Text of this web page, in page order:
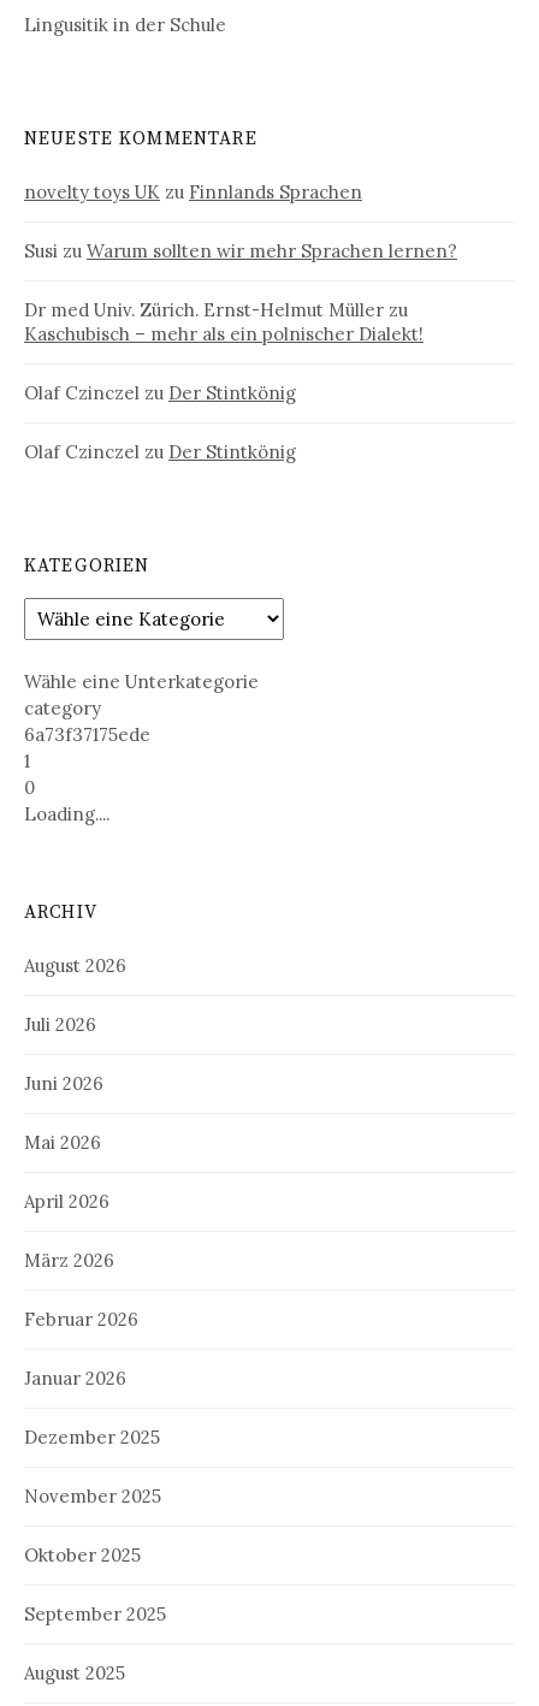
Lingusitik in der Schule
NEUESTE KOMMENTARE
novelty toys UK zu Finnlands Sprachen
Susi zu Warum sollten wir mehr Sprachen lernen?
Dr med Univ. Zürich. Ernst-Helmut Müller zu
Kaschubisch – mehr als ein polnischer Dialekt!
Olaf Czinczel zu Der Stintkönig
Olaf Czinczel zu Der Stintkönig
KATEGORIEN
Wähle eine Unterkategorie
category
6a73f37175ede
1
0
Loading....
ARCHIV
August 2026
Juli 2026
Juni 2026
Mai 2026
April 2026
März 2026
Februar 2026
Januar 2026
Dezember 2025
November 2025
Oktober 2025
September 2025
August 2025